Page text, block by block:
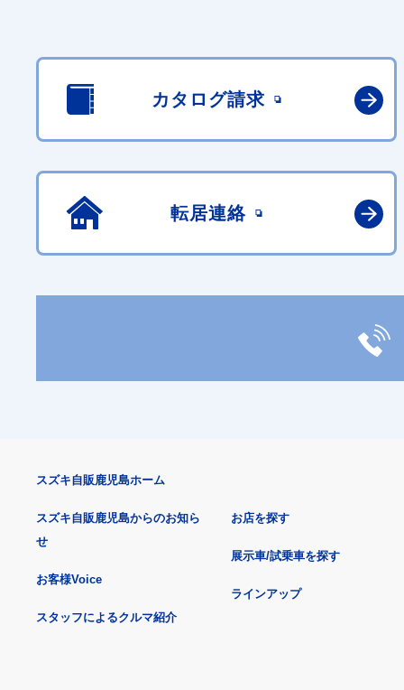
カタログ請求
転居連絡
スズキ自販鹿児島ホーム
スズキ自販鹿児島からのお知ら
せ
お客様Voice
スタッフによるクルマ紹介
お店を探す
展示車/試乗車を探す
ラインアップ